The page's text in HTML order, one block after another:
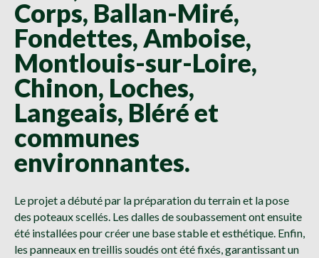
Corps, Ballan-Miré,
Fondettes, Amboise,
Montlouis-sur-Loire,
Chinon, Loches,
Langeais, Bléré et
communes
environnantes.
Le projet a débuté par la préparation du terrain et la pose
des poteaux scellés. Les dalles de soubassement ont ensuite
été installées pour créer une base stable et esthétique. Enfin,
les panneaux en treillis soudés ont été fixés, garantissant un